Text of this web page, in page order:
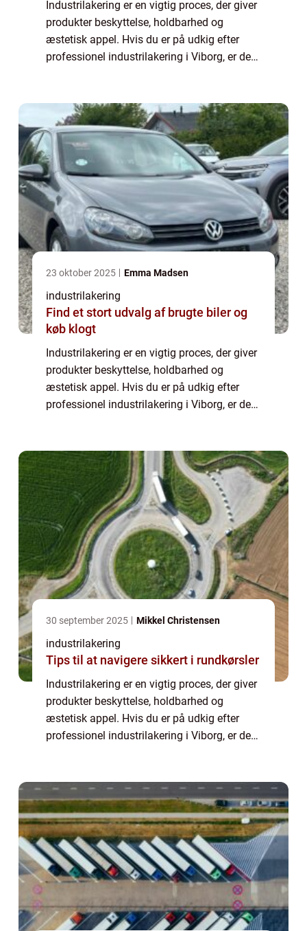
Industrilakering er en vigtig proces, der giver
produkter beskyttelse, holdbarhed og
æstetisk appel. Hvis du er på udkig efter
professionel industrilakering i Viborg, er der
23 oktober 2025 Emma Madsen
industrilakering
Find et stort udvalg af brugte biler og
køb klogt
Industrilakering er en vigtig proces, der giver
produkter beskyttelse, holdbarhed og
æstetisk appel. Hvis du er på udkig efter
professionel industrilakering i Viborg, er der
30 september 2025 Mikkel Christensen
industrilakering
Tips til at navigere sikkert i rundkørsler
Industrilakering er en vigtig proces, der giver
produkter beskyttelse, holdbarhed og
æstetisk appel. Hvis du er på udkig efter
professionel industrilakering i Viborg, er der